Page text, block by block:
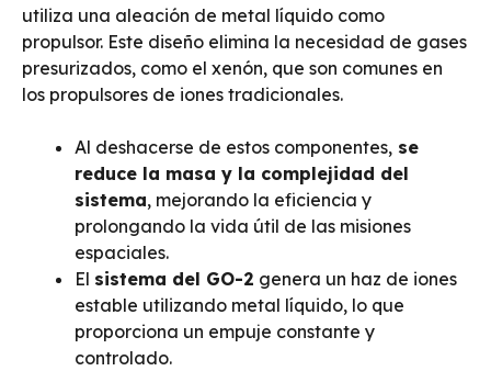
utiliza una aleación de metal líquido como
propulsor. Este diseño elimina la necesidad de gases
presurizados, como el xenón, que son comunes en
los propulsores de iones tradicionales.
Al deshacerse de estos componentes, se
reduce la masa y la complejidad del
sistema, mejorando la eficiencia y
prolongando la vida útil de las misiones
espaciales.
El sistema del GO-2 genera un haz de iones
estable utilizando metal líquido, lo que
proporciona un empuje constante y
controlado.